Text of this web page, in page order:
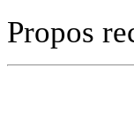
Propos